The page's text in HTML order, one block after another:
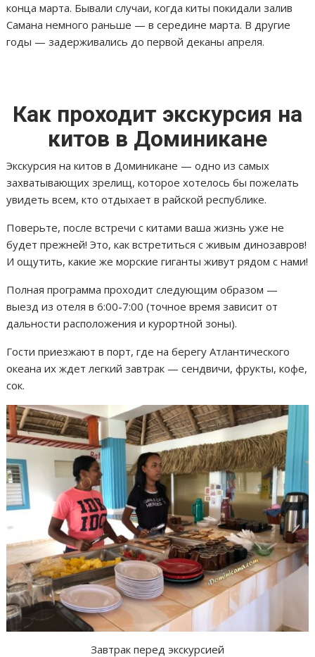
конца марта. Бывали случаи, когда киты покидали залив
Самана немного раньше — в середине марта. В другие
годы — задерживались до первой деканы апреля.
Как проходит экскурсия на
китов в Доминикане
Экскурсия на китов в Доминикане — одно из самых
захватывающих зрелищ, которое хотелось бы пожелать
увидеть всем, кто отдыхает в райской республике.
Поверьте, после встречи с китами ваша жизнь уже не
будет прежней! Это, как встретиться с живым динозавров!
И ощутить, какие же морские гиганты живут рядом с нами!
Полная программа проходит следующим образом —
выезд из отеля в 6:00-7:00 (точное время зависит от
дальности расположения и курортной зоны).
Гости приезжают в порт, где на берегу Атлантического
океана их ждет легкий завтрак — сендвичи, фрукты, кофе,
сок.
Завтрак перед экскурсией